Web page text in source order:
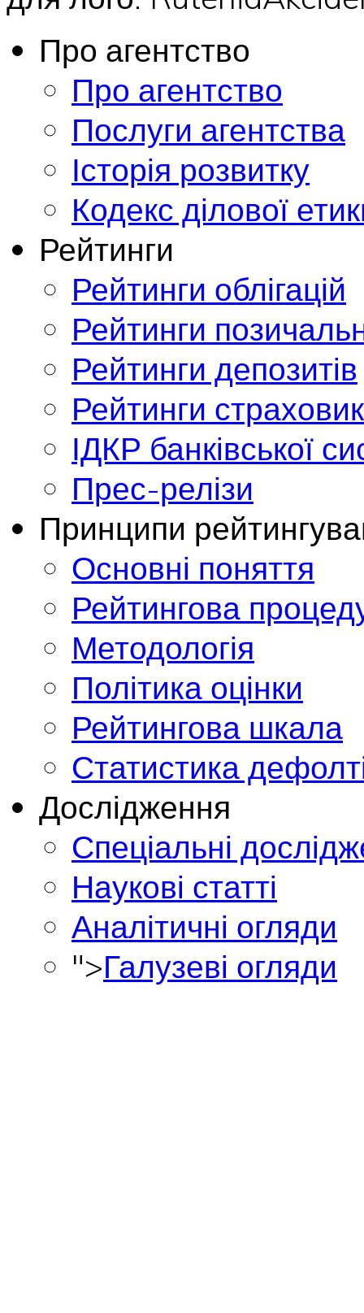
Про агентство
Про агентство
Послуги агентства
Історія розвитку
Кодекс ділової
Рейтинги
Рейтинги облігацій
Рейтинги
Рейтинги депозитів
Рейтинги
ІДКР банківської
Прес-релізи
Принципи
Основні поняття
Рейтингова
Методологія
Політика оцінки
Рейтингова шкала
Статистика
Дослідження
Спеціальні
Наукові статті
Аналітичні огляди
">Галузеві огляди